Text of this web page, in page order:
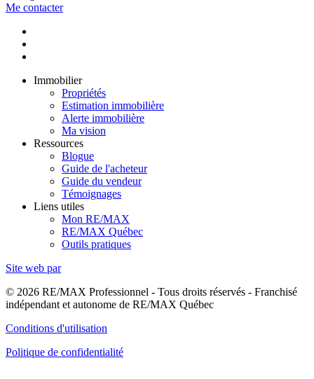
Me contacter
Immobilier
Propriétés
Estimation immobilière
Alerte immobilière
Ma vision
Ressources
Blogue
Guide de l'acheteur
Guide du vendeur
Témoignages
Liens utiles
Mon RE/MAX
RE/MAX Québec
Outils pratiques
Site web par
© 2026 RE/MAX Professionnel - Tous droits réservés - Franchisé
indépendant et autonome de RE/MAX Québec
Conditions d'utilisation
Politique de confidentialité